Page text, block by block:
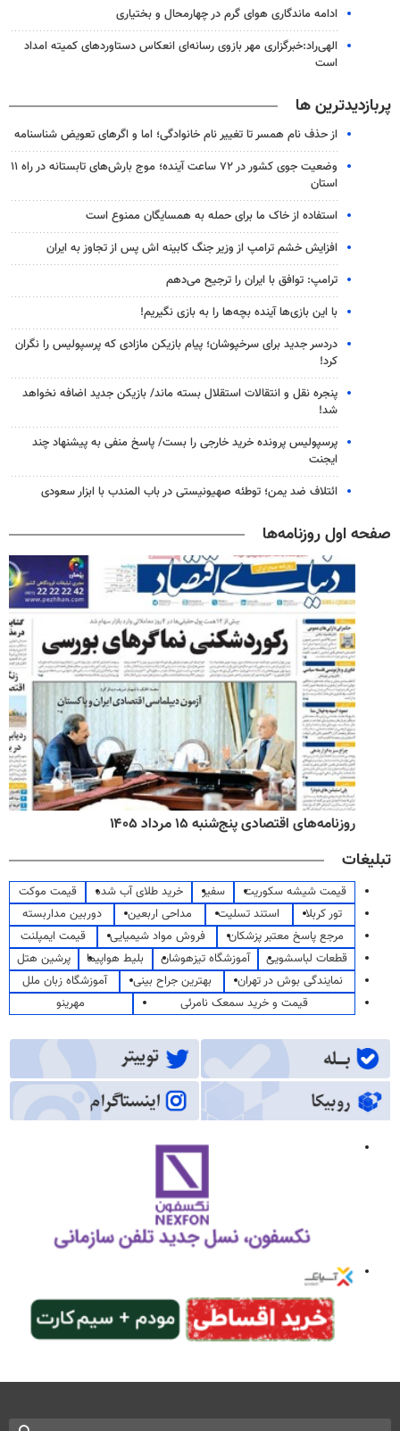
ادامه ماندگاری هوای گرم در چهارمحال و بختیاری
الهی‌راد:خبرگزاری مهر بازوی رسانه‌ای انعکاس دستاوردهای کمیته امداد
است
پربازدیدترین ها
از حذف نام همسر تا تغییر نام خانوادگی؛ اما و اگرهای تعویض شناسنامه
وضعیت جوی کشور در ۷۲ ساعت آینده؛ موج بارش‌های تابستانه در راه ۱۱
استان
استفاده از خاک ما برای حمله به همسایگان ممنوع است
افزایش خشم ترامپ از وزیر جنگ کابینه اش پس از تجاوز به ایران
ترامپ: توافق با ایران را ترجیح می‌دهم
با این بازی‌ها آینده بچه‌ها را به بازی نگیریم!
دردسر جدید برای سرخپوشان؛ پیام بازیکن مازادی که پرسپولیس را نگران
کرد!
پنجره‌ نقل و انتقالات استقلال بسته ماند/ بازیکن جدید اضافه نخواهد
شد!
پرسپولیس پرونده خرید خارجی را بست/ پاسخ منفی به پیشنهاد چند
ایجنت
ائتلاف ضد یمن؛ توطئه صهیونیستی در باب المندب با ابزار سعودی
صفحه اول روزنامه‌ها
روزنامه‌های اقتصادی پنج‌شنبه ۱۵ مرداد ۱۴۰۵
تبلیغات
قیمت شیشه سکوریت سفیر خرید طلای آب شده
قیمت موکت
تور کربلا
استند تسلیت مداحی اربعین
دوربین مداربسته
مرجع پاسخ معتبر پزشکان
فروش مواد شیمیایی
قیمت ایمپلنت
قطعات لباسشویی
آموزشگاه تیزهوشان بلیط هواپیما
پرشین هتل
نمایندگی بوش در تهران
بهترین جراح بینی
آموزشگاه زبان ملل
قیمت و خرید سمعک نامرئی
مهرینو